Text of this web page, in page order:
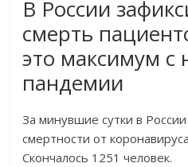
В России
смерть
это максимум с
пандемии
За минувшие сутки в
смертности от
Скончалось 1251 человек.